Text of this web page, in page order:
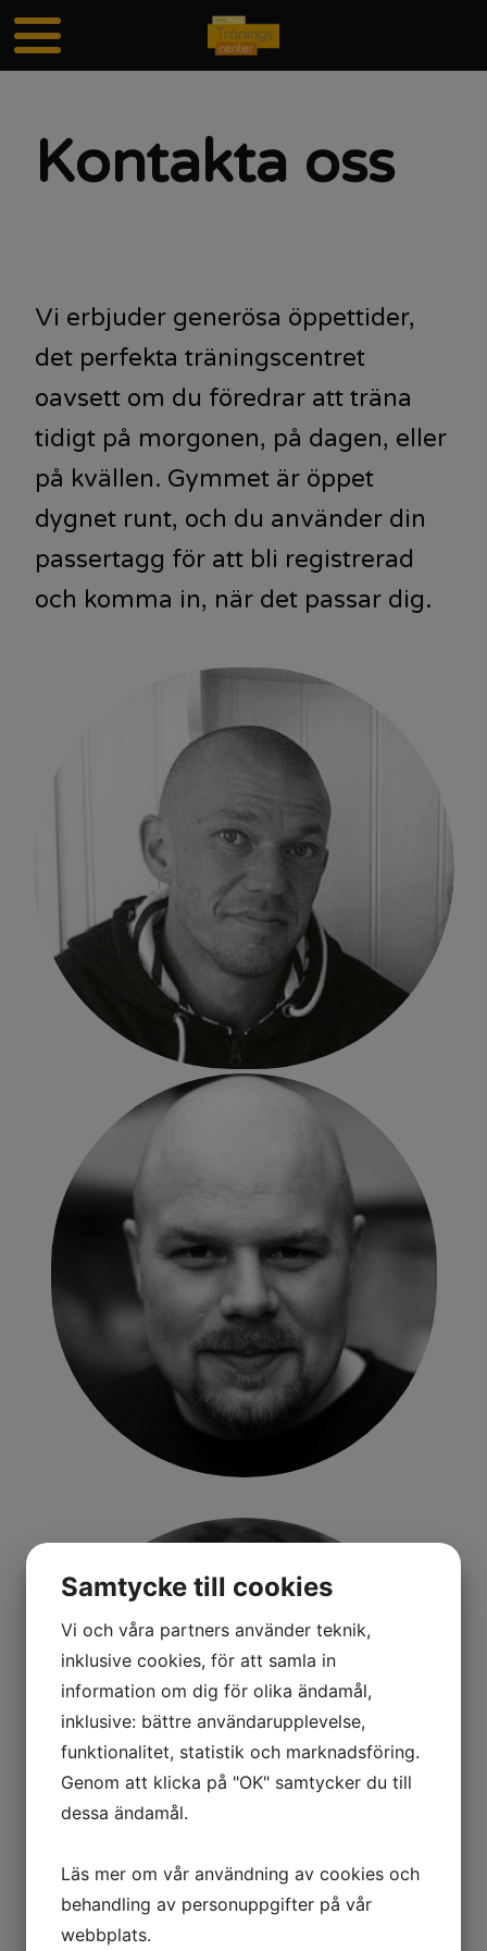
Kontakta oss
Vi erbjuder generösa öppettider,
det perfekta träningscentret
oavsett om du föredrar att träna
tidigt på morgonen, på dagen, eller
på kvällen. Gymmet är öppet
dygnet runt, och du använder din
passertagg för att bli registrerad
och komma in, när det passar dig.
Samtycke till cookies
Vi och våra partners använder teknik,
inklusive cookies, för att samla in
information om dig för olika ändamål,
inklusive: bättre användarupplevelse,
funktionalitet, statistik och marknadsföring.
Genom att klicka på "OK" samtycker du till
dessa ändamål.
Läs mer om vår användning av cookies och
behandling av personuppgifter på vår
webbplats.